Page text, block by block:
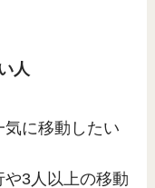
人
に移動したい
3人以上の移動